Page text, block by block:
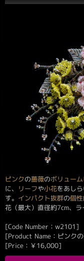
ピンクの薔薇のボリューム
に、
リーフや小花をあし
す。 インパクト抜群の個
花（最大）直径約7cm、
[Code Number：w2101]
[Product Name：ピンク
[Price： ￥16,000]